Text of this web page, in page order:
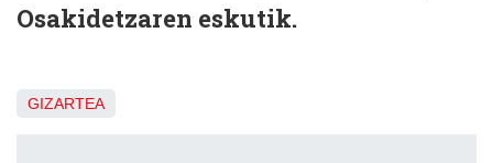
Osakidetzaren eskutik.
GIZARTEA